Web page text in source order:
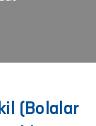
(Bolalar